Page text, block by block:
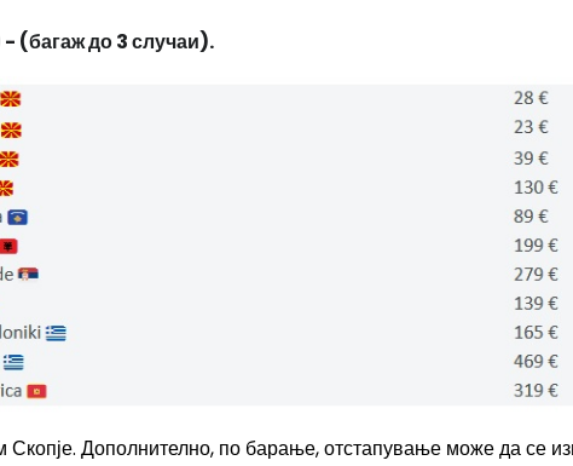
- (багаж до 3 случаи).
Дополнително, по барање, отстапување може да се